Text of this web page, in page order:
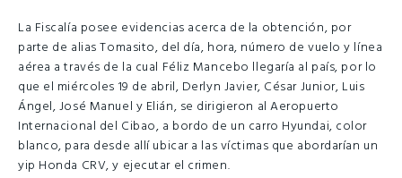
La Fiscalía posee evidencias acerca de la obtención, por
parte de alias Tomasito, del día, hora, número de vuelo y línea
aérea a través de la cual Féliz Mancebo llegaría al país, por lo
que el miércoles 19 de abril, Derlyn Javier, César Junior, Luis
Ángel, José Manuel y Elián, se dirigieron al Aeropuerto
Internacional del Cibao, a bordo de un carro Hyundai, color
blanco, para desde allí ubicar a las víctimas que abordarían un
yip Honda CRV, y ejecutar el crimen.